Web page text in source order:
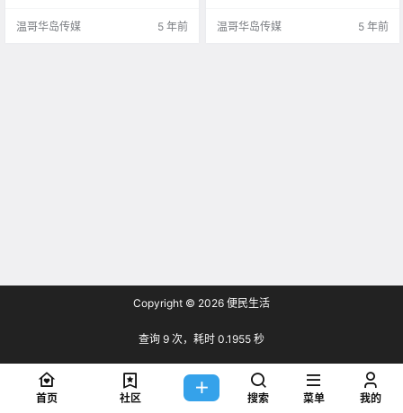
温哥华岛传媒 5 年前 温哥华岛传媒 5 年前
Copyright © 2026 便民生活
查询 9 次，耗时 0.1955 秒
首页 社区 搜索 菜单 我的